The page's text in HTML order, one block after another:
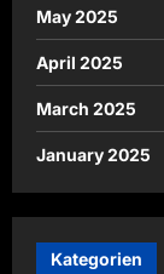
May 2025
April 2025
March 2025
January 2025
Kategorien